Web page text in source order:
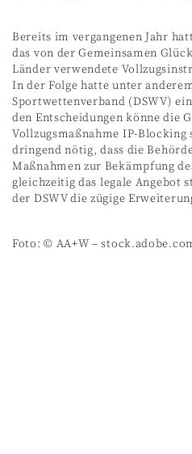
Bereits im vergangenen Jahr
das von der Gemeinsamen
Länder verwendete
In der Folge hatte unter
Sportwettenverband (DSWV)
den Entscheidungen könne die
Vollzugsmaßnahme IP-Blocking
dringend nötig, dass die
Maßnahmen zur Bekämpfung
gleichzeitig das legale Angebot
der DSWV die zügige
Foto: © AA+W –